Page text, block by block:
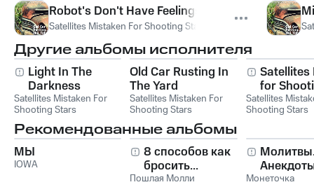
Robot's Don't Have Feelings For You
Satellites Mistaken For Shooting Stars
Другие альбомы исполнителя
Light In The
Darkness
Satellites Mistaken For
Shooting Stars
Old Car Rusting In
The Yard
Satellites Mistaken For
Shooting Stars
Satellites
for
Satellites
Shooting Stars
Рекомендованные альбомы
МЫ
IOWA
8 способов как
бросить...
Пошлая Молли Монеточка